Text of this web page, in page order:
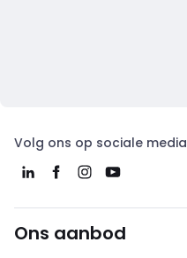
Volg ons op sociale media
Ons aanbod